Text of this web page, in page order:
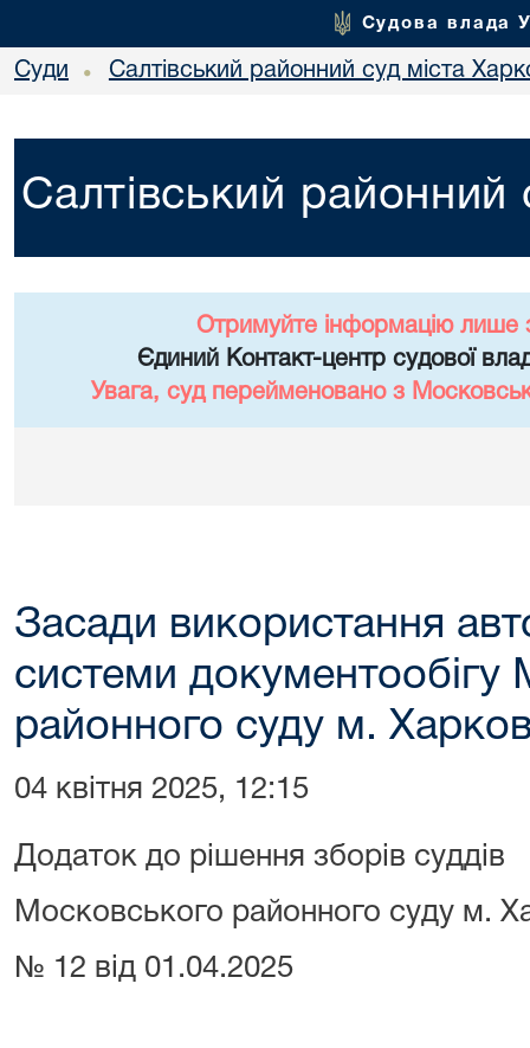
Судова влада
Суди • Салтівський районний суд міста
Салтівський районний
Отримуйте інформацію лише
Єдиний Контакт-центр судової
Увага, суд перейменовано з
Засади використання
системи документообігу
районного суду м.
04 квітня 2025, 12:15
Додаток до рішення зборів суддів
Московського районного суду м.
№ 12 від 01.04.2025